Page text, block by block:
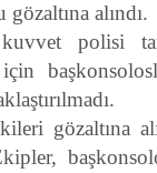
alındı.
polisi
için
gözaltına